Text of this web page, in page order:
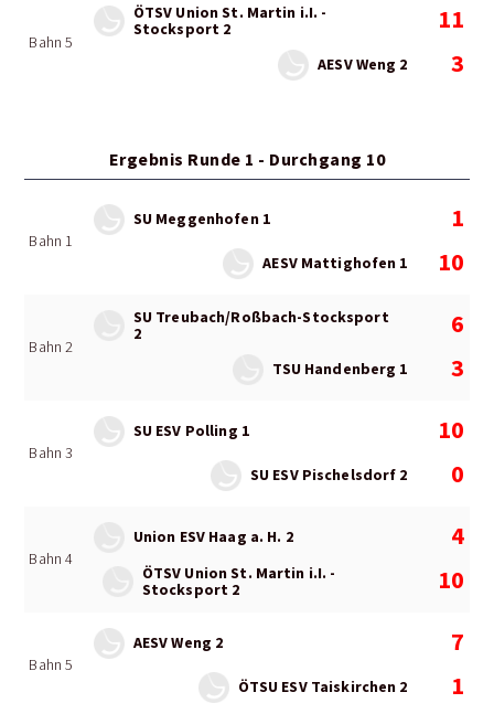
Bahn 5
ÖTSV Union St. Martin i.I. -
Stocksport 2
11
3
AESV Weng 2
Ergebnis Runde 1 - Durchgang 10
Bahn 1
SU Meggenhofen 1
1
10
AESV Mattighofen 1
Bahn 2
SU Treubach/Roßbach-Stocksport
2
6
3
TSU Handenberg 1
Bahn 3
SU ESV Polling 1
10
0
SU ESV Pischelsdorf 2
Bahn 4
Union ESV Haag a. H. 2
4
10
ÖTSV Union St. Martin i.I. -
Stocksport 2
Bahn 5
AESV Weng 2
7
1
ÖTSU ESV Taiskirchen 2